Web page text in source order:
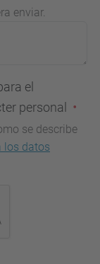
enviar.
el
personal
se describe
los datos